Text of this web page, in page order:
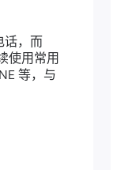
话，而
使用常用
等，与